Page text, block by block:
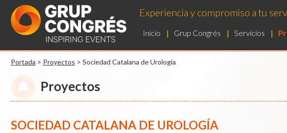
Experiencia y compromiso a tu
Inicio Grup Congrés Servicios
Portada > Proyectos > Sociedad Catalana de Urología
Proyectos
SOCIEDAD CATALANA DE UROLOGÍA